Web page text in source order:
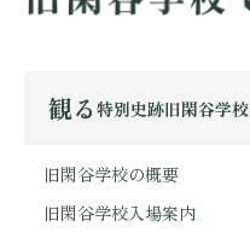
観る 特別史跡旧閑谷学校
旧閑谷学校の概要
旧閑谷学校入場案内